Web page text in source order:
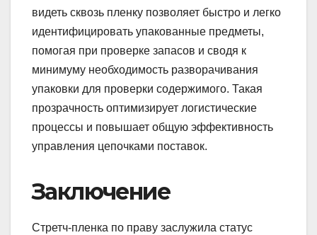
видеть сквозь пленку позволяет быстро и легко
идентифицировать упакованные предметы,
помогая при проверке запасов и сводя к
минимуму необходимость разворачивания
упаковки для проверки содержимого. Такая
прозрачность оптимизирует логистические
процессы и повышает общую эффективность
управления цепочками поставок.
Заключение
Стретч-пленка по праву заслужила статус